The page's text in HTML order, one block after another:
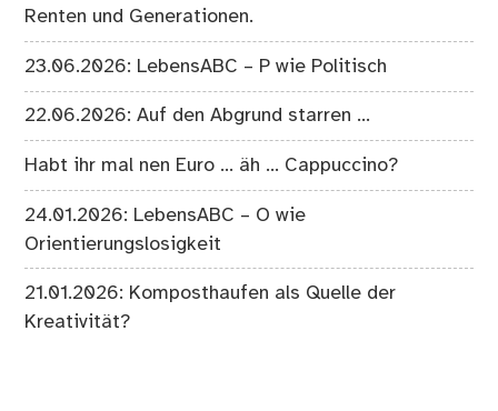
Renten und Generationen.
23.06.2026: LebensABC – P wie Politisch
22.06.2026: Auf den Abgrund starren …
Habt ihr mal nen Euro … äh … Cappuccino?
24.01.2026: LebensABC – O wie
Orientierungslosigkeit
21.01.2026: Komposthaufen als Quelle der
Kreativität?